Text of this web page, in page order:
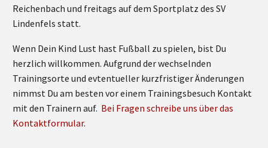
Reichenbach und freitags auf dem Sportplatz des SV
Lindenfels statt.
Wenn Dein Kind Lust hast Fußball zu spielen, bist Du
herzlich willkommen. Aufgrund der wechselnden
Trainingsorte und evtentueller kurzfristiger Änderungen
nimmst Du am besten vor einem Trainingsbesuch Kontakt
mit den Trainern auf. Bei Fragen schreibe uns über das
Kontaktformular.